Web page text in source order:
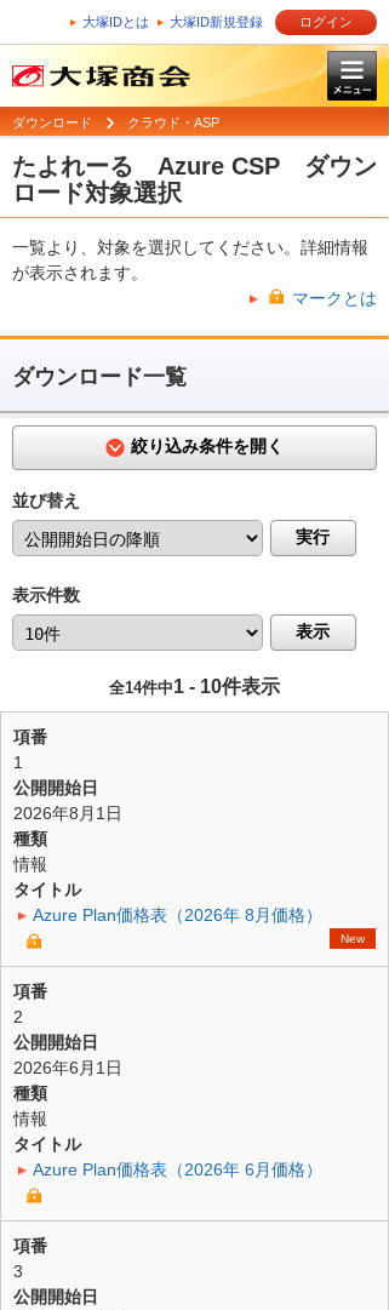
大塚IDとは 大塚ID新規登録 ログイン
ダウンロード クラウド・ASP
たよれーる Azure CSP ダウン
ロード対象選択
一覧より、対象を選択してください。詳細情報
が表示されます。
マークとは
ダウンロード一覧
絞り込み条件を開く
並び替え
実行
表示件数
表示
全14件中1 - 10件表示
項番
1
公開開始日
2026年8月1日
種類
情報
タイトル
Azure Plan価格表（2026年 8月価格）
New
項番
2
公開開始日
2026年6月1日
種類
情報
タイトル
Azure Plan価格表（2026年 6月価格）
項番
3
公開開始日